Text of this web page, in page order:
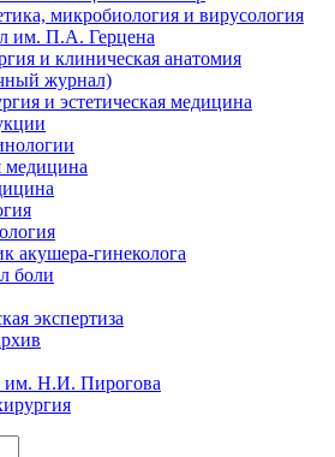
микробиология и вирусология
им. П.А. Герцена
и клиническая анатомия
журнал)
и эстетическая медицина
медицина
акушера-гинеколога
боли
экспертиза
им. Н.И. Пирогова